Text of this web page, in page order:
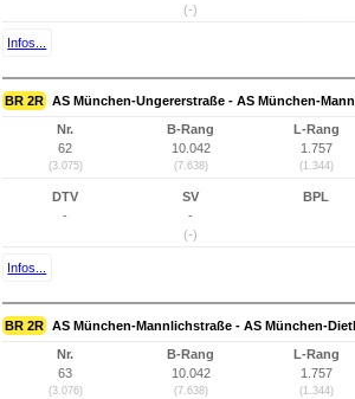
(-)
Infos...
BR 2R AS München-Ungererstraße - AS München-
Nr.
62
(3.075)
B-Rang
10.042
(7.638)
L-Rang
1.757
(1.344)
DTV
-
SV
-
(-)
BPL
Infos...
BR 2R AS München-Mannlichstraße - AS München-
Nr.
63
(3.076)
B-Rang
10.042
(7.638)
L-Rang
1.757
(1.344)